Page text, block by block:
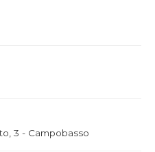
3 - Campobasso